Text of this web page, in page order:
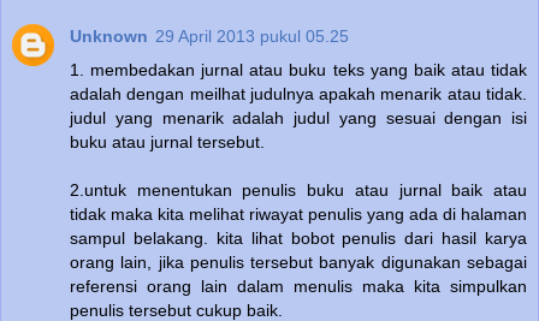
Unknown 29 April 2013 pukul 05.25
1. membedakan jurnal atau buku teks yang baik atau tidak
adalah dengan meilhat judulnya apakah menarik atau tidak.
judul yang menarik adalah judul yang sesuai dengan isi
buku atau jurnal tersebut.
2.untuk menentukan penulis buku atau jurnal baik atau
tidak maka kita melihat riwayat penulis yang ada di halaman
sampul belakang. kita lihat bobot penulis dari hasil karya
orang lain, jika penulis tersebut banyak digunakan sebagai
referensi orang lain dalam menulis maka kita simpulkan
penulis tersebut cukup baik.